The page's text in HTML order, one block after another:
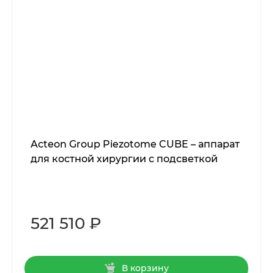
Acteon Group Piezotome CUBE – аппарат
для костной хирургии с подсветкой
521 510 ₽
В корзину